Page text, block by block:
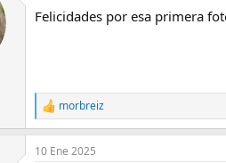
i
:
Felicidades por esa primera
R
e
a
c
morbreiz
10 Ene 2025